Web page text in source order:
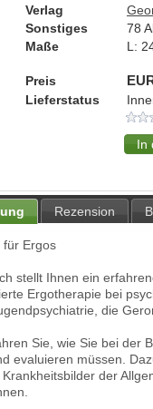
Verlag
Sonstiges
78
Maße
L:
Preis
Lieferstatus
Rezension
für Ergos
stellt Ihnen ein
Ergotherapie bei
die
Sie, wie Sie bei der
evaluieren müssen.
der